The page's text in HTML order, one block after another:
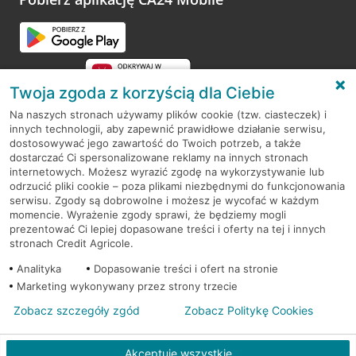
RODO
Regulamin serwisu
Mapa serwisu
PolitykaCookies
© 2026 Credit Agricole Bank Polska S.A. Wszelkie prawa zastrzeżone
Twoja zgoda z korzyścią dla Ciebie
Na naszych stronach używamy plików cookie (tzw. ciasteczek) i
innych technologii, aby zapewnić prawidłowe działanie serwisu,
dostosowywać jego zawartość do Twoich potrzeb, a także
dostarczać Ci spersonalizowane reklamy na innych stronach
internetowych. Możesz wyrazić zgodę na wykorzystywanie lub
odrzucić pliki cookie – poza plikami niezbędnymi do funkcjonowania
serwisu. Zgody są dobrowolne i możesz je wycofać w każdym
momencie. Wyrażenie zgody sprawi, że będziemy mogli
prezentować Ci lepiej dopasowane treści i oferty na tej i innych
stronach Credit Agricole.
Analityka
Dopasowanie treści i ofert na stronie
Marketing wykonywany przez strony trzecie
Akceptuję wszystkie
Zobacz szczegóły zgód Zobacz Politykę Cookies